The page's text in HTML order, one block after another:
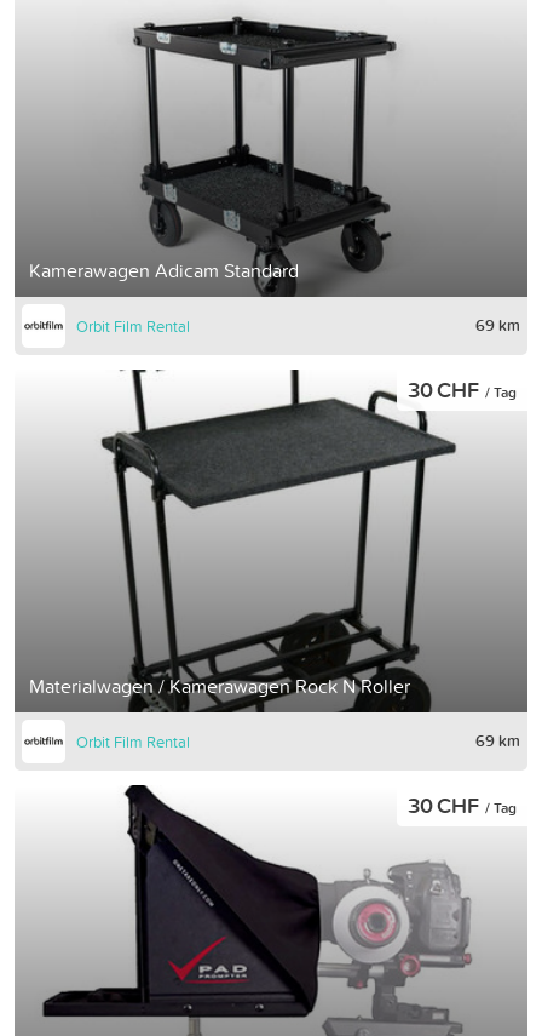
Kamerawagen Adicam Standard
Orbit Film Rental 69 km
Materialwagen / Kamerawagen Rock N Roller
30 CHF / Tag
Orbit Film Rental 69 km
30 CHF / Tag